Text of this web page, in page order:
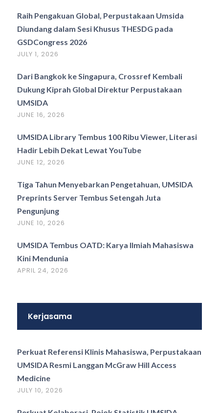
Raih Pengakuan Global, Perpustakaan Umsida
Diundang dalam Sesi Khusus THESDG pada
GSDCongress 2026
JULY 1, 2026
Dari Bangkok ke Singapura, Crossref Kembali
Dukung Kiprah Global Direktur Perpustakaan
UMSIDA
JUNE 16, 2026
UMSIDA Library Tembus 100 Ribu Viewer, Literasi
Hadir Lebih Dekat Lewat YouTube
JUNE 12, 2026
Tiga Tahun Menyebarkan Pengetahuan, UMSIDA
Preprints Server Tembus Setengah Juta
Pengunjung
JUNE 10, 2026
UMSIDA Tembus OATD: Karya Ilmiah Mahasiswa
Kini Mendunia
APRIL 24, 2026
Kerjasama
Perkuat Referensi Klinis Mahasiswa, Perpustakaan
UMSIDA Resmi Langgan McGraw Hill Access
Medicine
JULY 10, 2026